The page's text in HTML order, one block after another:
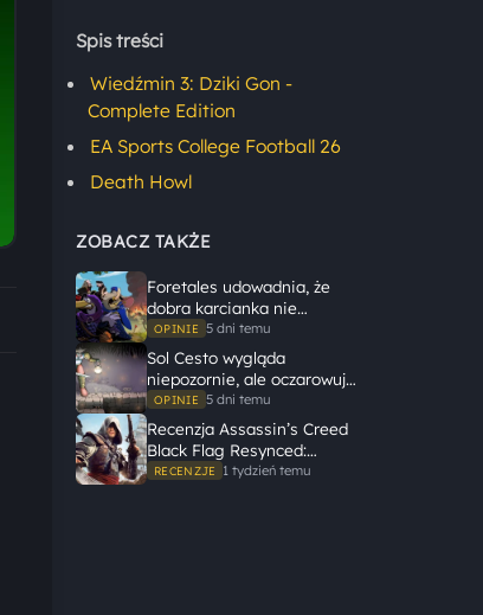
Spis treści
Wiedźmin 3: Dziki Gon -
Complete Edition
EA Sports College Football 26
Death Howl
ZOBACZ TAKŻE
Foretales udowadnia, że
dobra karcianka nie
potrzebuje wielkiego
świata, żeby opowiedzieć
dużą historię
OPINIE 5 dni temu
Sol Cesto wygląda
niepozornie, ale oczarowuje
gameplayem
OPINIE 5 dni temu
Recenzja Assassin’s Creed
Black Flag Resynced:
Ubisoft tego nie zepsuł
RECENZJE 1 tydzień temu